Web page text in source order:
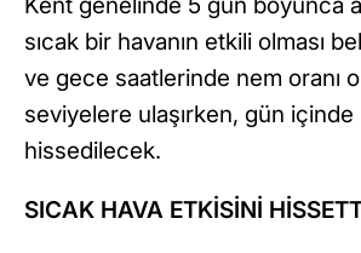
sıcak bir havanın etkili olması
ve gece saatlerinde nem oranı
seviyelere ulaşırken, gün içinde
hissedilecek.
SICAK HAVA ETKİSİNİ